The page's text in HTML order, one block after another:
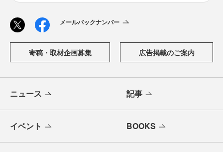
メールバックナンバー
寄稿・取材企画募集 広告掲載のご案内
ニュース 記事
イベント BOOKS